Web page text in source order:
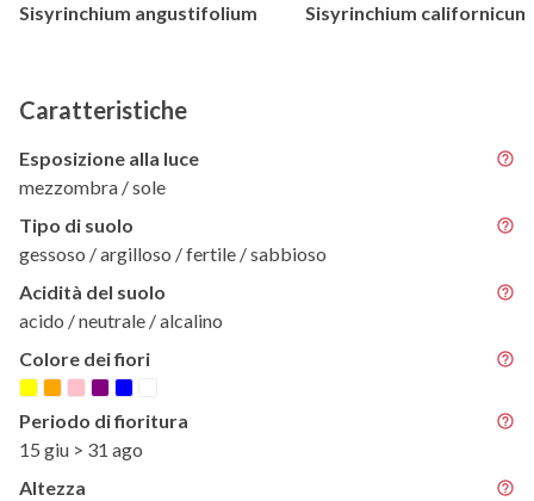
Sisyrinchium angustifolium Sisyrinchium californicum
Caratteristiche
Esposizione alla luce
mezzombra / sole
Tipo di suolo
gessoso / argilloso / fertile / sabbioso
Acidità del suolo
acido / neutrale / alcalino
Colore dei fiori
Periodo di fioritura
15 giu > 31 ago
Altezza